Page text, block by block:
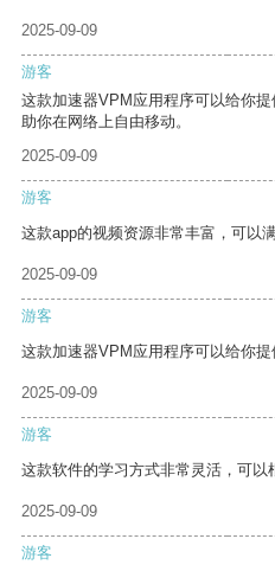
2025-09-09
游客
这款加速器VPM应用程序可以给你
助你在网络上自由移动。
2025-09-09
游客
这款app的视频资源非常丰富，可以
2025-09-09
游客
这款加速器VPM应用程序可以给你提
2025-09-09
游客
这款软件的学习方式非常灵活，可以
2025-09-09
游客